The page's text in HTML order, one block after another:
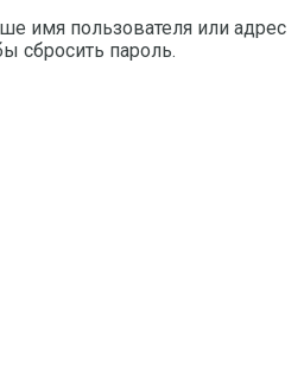
имя пользователя или адрес
сбросить пароль.